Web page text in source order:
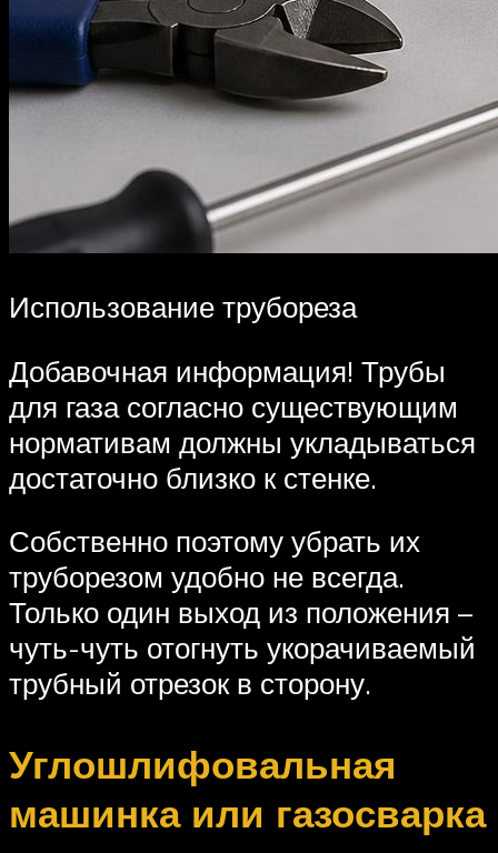
Использование трубореза
Добавочная информация! Трубы
для газа согласно существующим
нормативам должны укладываться
достаточно близко к стенке.
Собственно поэтому убрать их
труборезом удобно не всегда.
Только один выход из положения –
чуть-чуть отогнуть укорачиваемый
трубный отрезок в сторону.
Углошлифовальная
машинка или газосварка